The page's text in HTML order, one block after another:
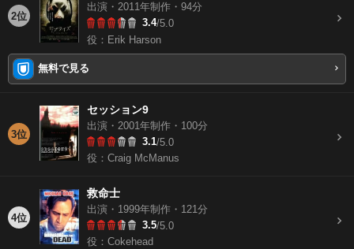
2位
出演・2011年制作・94分
3.4/5.0
役：Erik Harson
無料で見る
3位
セッション9
出演・2001年制作・100分
3.1/5.0
役：Craig McManus
4位
救命士
出演・1999年制作・121分
3.5/5.0
役：Cokehead